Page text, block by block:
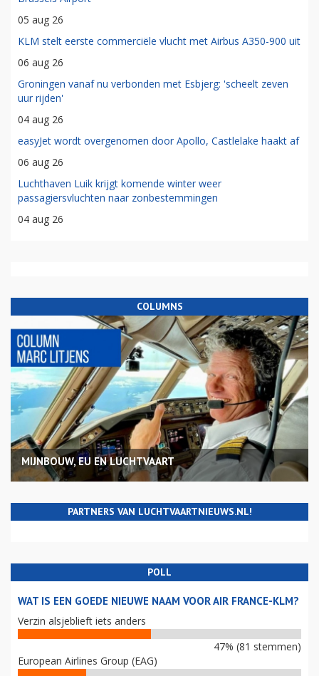
05 aug 26
KLM stelt eerste commerciële vlucht met Airbus A350-900 uit
06 aug 26
Groningen vanaf nu verbonden met Esbjerg: 'scheelt zeven
uur rijden'
04 aug 26
easyJet wordt overgenomen door Apollo, Castlelake haakt af
06 aug 26
Luchthaven Luik krijgt komende winter weer
passagiersvluchten naar zonbestemmingen
04 aug 26
COLUMNS
MIJNBOUW, EU EN LUCHTVAART
PARTNERS VAN LUCHTVAARTNIEUWS.NL!
POLL
WAT IS EEN GOEDE NIEUWE NAAM VOOR AIR FRANCE-KLM?
Verzin alsjeblieft iets anders
47% (81 stemmen)
European Airlines Group (EAG)